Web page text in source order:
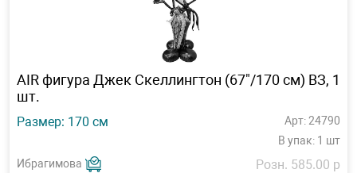
AIR фигура Джек Скеллингтон (67"/170 см) ВЗ, 1
шт.
Размер: 170 см
Арт: 24790
В упак: 1 шт
Ибрагимова
Розн. 585.00 р